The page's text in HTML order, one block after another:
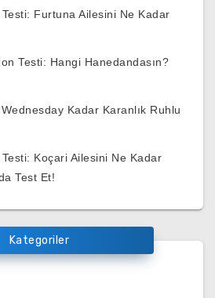
Furtuna Ailesini Ne Kadar
Testi: Hangi Hanedandasın?
Kadar Karanlık Ruhlu
Koçari Ailesini Ne Kadar
Test Et!
Kategoriler